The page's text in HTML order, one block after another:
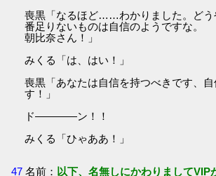
喪黒「なるほど……わかりました。どう
番足りないものは自信のようですな。
朝比奈さん！」
みくる「は、はい！」
喪黒「あなたは自信を持つべきです、
す！」
ド――――ン！！
みくる「ひゃああ！」
47 名前： 以下、名無しにかわりましてVIP